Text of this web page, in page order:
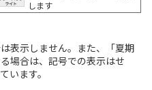
します
表示しません。また、「夏期
場合は、記号での表示はせ
います。